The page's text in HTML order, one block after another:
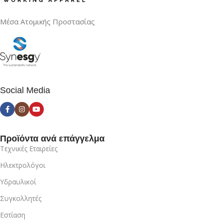
Μέσα Ατομικής Προστασίας
Social Media
Προϊόντα ανά επάγγελμα
Τεχνικές Εταιρείες
Ηλεκτρολόγοι
Υδραυλικοί
Συγκολλητές
Εστίαση